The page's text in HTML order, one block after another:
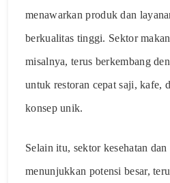
menawarkan produk dan
berkualitas tinggi. Sektor
misalnya, terus berkembang
untuk restoran cepat saji, kafe,
konsep unik.
Selain itu, sektor kesehatan
menunjukkan potensi besar,